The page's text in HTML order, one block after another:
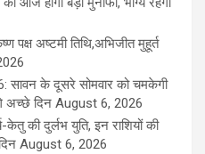
पक्ष अष्टमी तिथि,अभिजीत मुहूर्त
के दूसरे सोमवार को चमकेगी
अच्छे दिन August 6, 2026
की दुर्लभ युति, इन राशियों की
August 6, 2026